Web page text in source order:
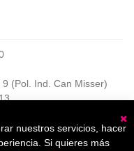
(Pol. Ind. Can Misser)
nuestros servicios, hacer
Si quieres más